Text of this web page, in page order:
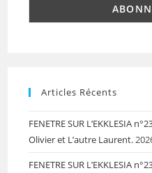
Articles Récents
FENETRE SUR L’EKKLESIA
Olivier et L’autre Laurent.
FENETRE SUR L’EKKLESIA